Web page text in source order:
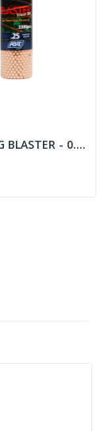
BOLAS ASG BLASTER - 0.25G TRACER (ROJAS)